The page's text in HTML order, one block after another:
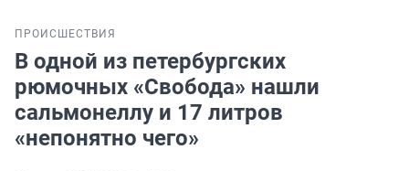
ПРОИСШЕСТВИЯ
В одной из петербургских
рюмочных «Свобода» нашли
сальмонеллу и 17 литров
«непонятно чего»